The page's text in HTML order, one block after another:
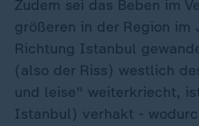
Zudem sei das Beben im
größeren in der Region im
Richtung Istanbul
(also der Riss) westlich
und leise" weiterkriecht,
Istanbul) verhakt -